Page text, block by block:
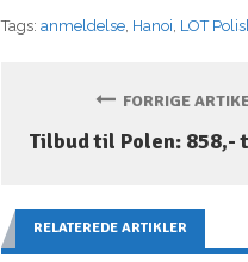
Tags:anmeldelse Hanoi LOT
FORRIGE
Tilbud til Polen: 858,-
RELATEREDE ARTIKLER